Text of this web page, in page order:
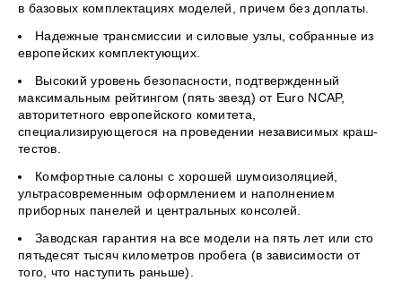
в базовых комплектациях моделей, причем без доплаты.
Надежные трансмиссии и силовые узлы, собранные из
европейских комплектующих.
Высокий уровень безопасности, подтвержденный
максимальным рейтингом (пять звезд) от Euro NCAP,
авторитетного европейского комитета,
специализирующегося на проведении независимых краш-
тестов.
Комфортные салоны с хорошей шумоизоляцией,
ультрасовременным оформлением и наполнением
приборных панелей и центральных консолей.
Заводская гарантия на все модели на пять лет или сто
пятьдесят тысяч километров пробега (в зависимости от
того, что наступить раньше).